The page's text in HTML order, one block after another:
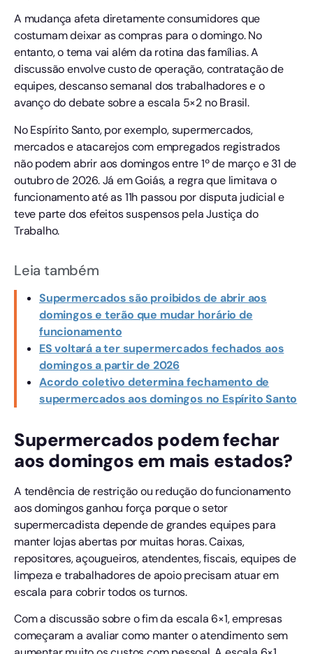
A mudança afeta diretamente consumidores que
costumam deixar as compras para o domingo. No
entanto, o tema vai além da rotina das famílias. A
discussão envolve custo de operação, contratação de
equipes, descanso semanal dos trabalhadores e o
avanço do debate sobre a escala 5×2 no Brasil.
No Espírito Santo, por exemplo, supermercados,
mercados e atacarejos com empregados registrados
não podem abrir aos domingos entre 1º de março e 31 de
outubro de 2026. Já em Goiás, a regra que limitava o
funcionamento até as 11h passou por disputa judicial e
teve parte dos efeitos suspensos pela Justiça do
Trabalho.
Leia também
Supermercados são proibidos de abrir aos
domingos e terão que mudar horário de
funcionamento
ES voltará a ter supermercados fechados aos
domingos a partir de 2026
Acordo coletivo determina fechamento de
supermercados aos domingos no Espírito Santo
Supermercados podem fechar
aos domingos em mais estados?
A tendência de restrição ou redução do funcionamento
aos domingos ganhou força porque o setor
supermercadista depende de grandes equipes para
manter lojas abertas por muitas horas. Caixas,
repositores, açougueiros, atendentes, fiscais, equipes de
limpeza e trabalhadores de apoio precisam atuar em
escala para cobrir todos os turnos.
Com a discussão sobre o fim da escala 6×1, empresas
começaram a avaliar como manter o atendimento sem